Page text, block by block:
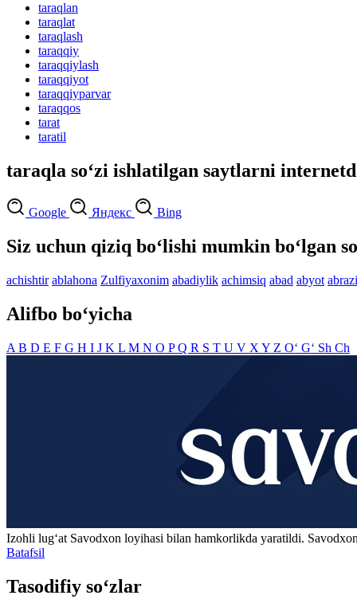
taraqlan
taraqlat
taraqlash
taraqqiy
taraqqiylash
taraqqiyot
taraqqiyparvar
taraqqos
tarat
taratil
taraqla so‘zi ishlatilgan saytlarni
Google Яндекс Bing
Siz uchun qiziq bo‘lishi mumkin bo‘lgan
achishtir ablahona Zulfiyaxonim abadiylik achimsiq abad abyot
Alifbo bo‘yicha
A B D E F G H I J K L M N O PQ R S T U V X Y Z O‘ G‘ Sh Ch
Izohli lugʻat Savodxon loyihasi bilan hamkorlikda yaratildi.
Batafsil
Tasodifiy so‘zlar